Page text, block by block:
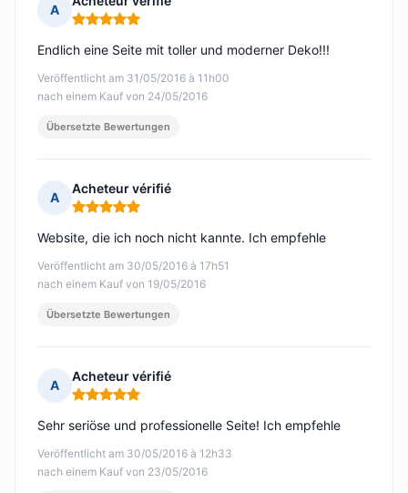
A
Hinweis: 5 von 5
Veröffentlicht am 31/05/2016 à 11h00
nach einem Kauf von 24/05/2016
Endlich eine Seite mit toller und moderner Deko!!!
Übersetzte Bewertungen
A
Acheteur vérifié
Hinweis: 5 von 5
Veröffentlicht am 30/05/2016 à 17h51
nach einem Kauf von 19/05/2016
Website, die ich noch nicht kannte. Ich empfehle
Übersetzte Bewertungen
A
Acheteur vérifié
Hinweis: 5 von 5
Veröffentlicht am 30/05/2016 à 12h33
nach einem Kauf von 23/05/2016
Sehr seriöse und professionelle Seite! Ich empfehle